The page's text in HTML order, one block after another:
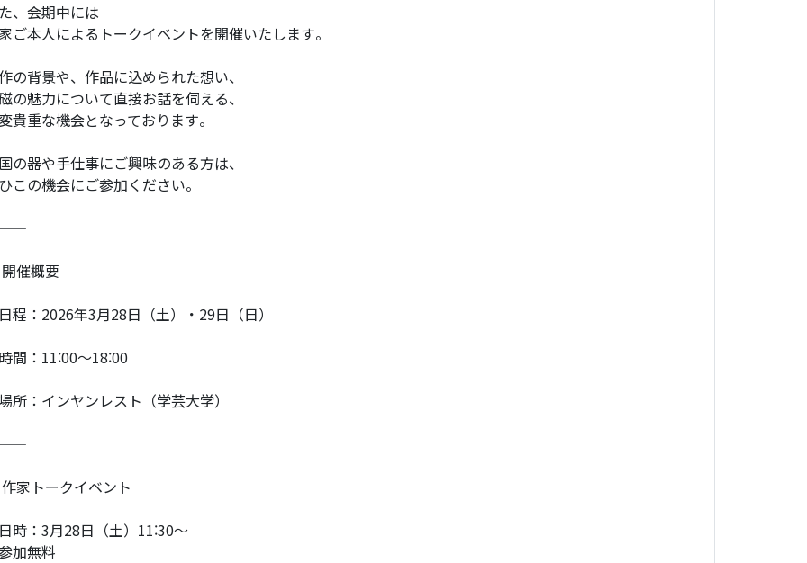
、会期中には
ご本人によるトークイベントを開催いたします。
の背景や、作品に込められた想い、
の魅力について直接お話を伺える、
貴重な機会となっております。
の器や手仕事にご興味のある方は、
この機会にご参加ください。
催概要
程：2026年3月28日（土）・29日（日）
間：11:00〜18:00
所：インヤンレスト（学芸大学）
家トークイベント
時：3月28日（土）11:30〜
加無料